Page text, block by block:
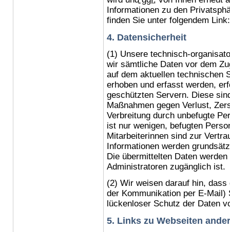
Informationen zu den
finden Sie unter folgendem
4. Datensicherheit
(1) Unsere technisch-
wir sämtliche Daten vor dem
auf dem aktuellen technischen
erhoben und erfasst werden,
geschützten Servern. Diese
Maßnahmen gegen Verlust,
Verbreitung durch unbefugte
ist nur wenigen, befugten
Mitarbeiterinnen sind zur
Informationen werden
Die übermittelten Daten
Administratoren zugänglich ist.
(2) Wir weisen darauf hin,
der Kommunikation per E-
lückenloser Schutz der Daten
5. Links zu Webseiten